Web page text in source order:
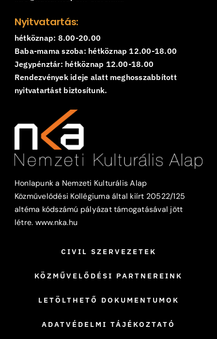
Nyitvatartás:
hétköznap: 8.00-20.00
Baba-mama szoba: hétköznap 12.00-18.00
Jegypénztár: hétköznap 12.00-18.00
Rendezvények ideje alatt meghosszabbított
nyitvatartást biztosítunk.
Honlapunk a Nemzeti Kulturális Alap
Közművelődési Kollégiuma által kiírt 20522/125
altéma kódszámú pályázat támogatásával jött
létre. www.nka.hu
CIVIL SZERVEZETEK
KÖZMŰVELŐDÉSI PARTNEREINK
LETÖLTHETŐ DOKUMENTUMOK
ADATVÉDELMI TÁJÉKOZTATÓ